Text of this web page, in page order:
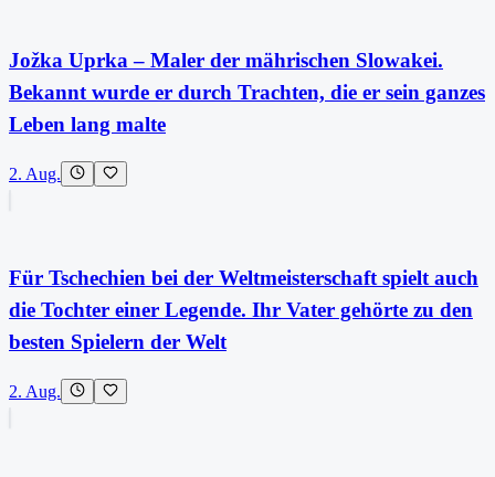
Jožka Uprka – Maler der mährischen Slowakei.
Bekannt wurde er durch Trachten, die er sein ganzes
Leben lang malte
2. Aug.
Für Tschechien bei der Weltmeisterschaft spielt auch
die Tochter einer Legende. Ihr Vater gehörte zu den
besten Spielern der Welt
2. Aug.